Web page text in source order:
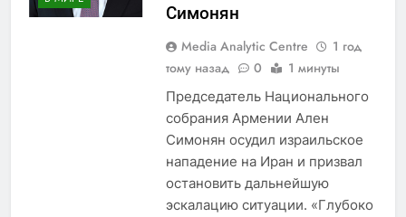
Симонян
Media Analytic Centre
1 год
тому назад
0 1 минуты
Председатель Национального
собрания Армении Ален
Симонян осудил израильское
нападение на Иран и призвал
остановить дальнейшую
эскалацию ситуации. «Глубоко